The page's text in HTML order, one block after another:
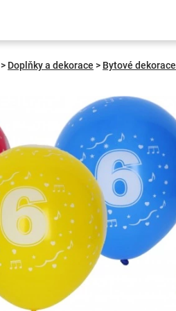
> Doplňky a dekorace > Bytové dekorace